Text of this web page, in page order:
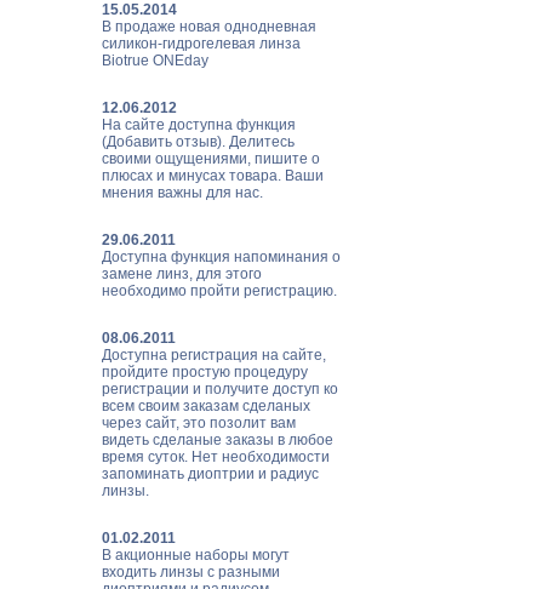
15.05.2014
В продаже новая однодневная
силикон-гидрогелевая линза
Biotrue ONEday
12.06.2012
На сайте доступна функция
(Добавить отзыв). Делитесь
своими ощущениями, пишите о
плюсах и минусах товара. Ваши
мнения важны для нас.
29.06.2011
Доступна функция напоминания о
замене линз, для этого
необходимо пройти регистрацию.
08.06.2011
Доступна регистрация на сайте,
пройдите простую процедуру
регистрации и получите доступ ко
всем своим заказам сделаных
через сайт, это позолит вам
видеть сделаные заказы в любое
время суток. Нет необходимости
запоминать диоптрии и радиус
линзы.
01.02.2011
В акционные наборы могут
входить линзы с разными